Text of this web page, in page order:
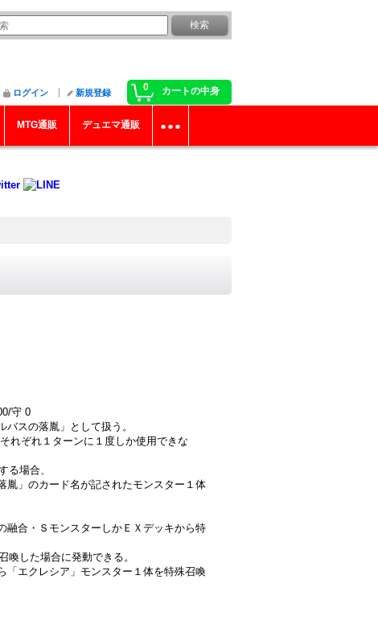
0 カートの中身
ログイン 新規登録
MTG通販 デュエマ通販
守 0
スの落胤」として扱う。
れぞれ１ターンに１度しか使用できな
る場合、
胤」のカード名が記されたモンスター１体
融合・ＳモンスターしかＥＸデッキから特
喚した場合に発動できる。
「エクレシア」モンスター１体を特殊召喚